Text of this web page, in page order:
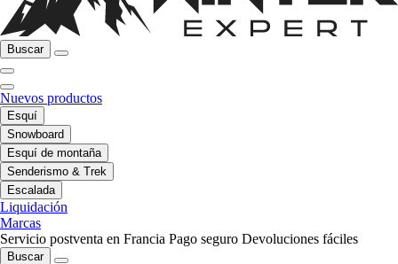
Buscar
Nuevos productos
Esquí
Snowboard
Esquí de montaña
Senderismo & Trek
Escalada
Liquidación
Marcas
Servicio postventa en Francia Pago seguro Devoluciones fáciles
Buscar